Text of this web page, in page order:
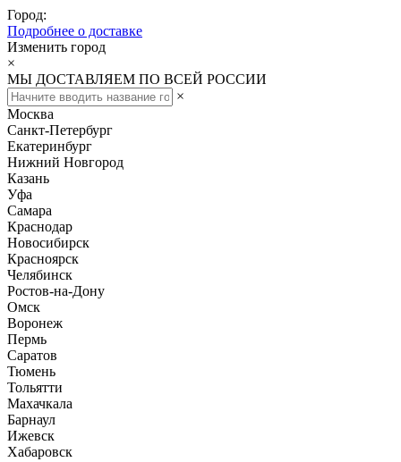
Город:
Подробнее о доставке
Изменить город
×
МЫ ДОСТАВЛЯЕМ ПО ВСЕЙ РОССИИ
×
Москва
Санкт-Петербург
Екатеринбург
Нижний Новгород
Казань
Уфа
Самара
Краснодар
Новосибирск
Красноярск
Челябинск
Ростов-на-Дону
Омск
Воронеж
Пермь
Саратов
Тюмень
Тольятти
Махачкала
Барнаул
Ижевск
Хабаровск